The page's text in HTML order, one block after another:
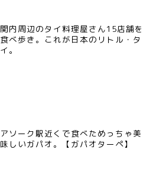
関内周辺のタイ料理屋さん15店舗を
食べ歩き。これが日本のリトル・タ
イ。
アソーク駅近くで食べためっちゃ美
味しいガパオ。【ガパオターペ】